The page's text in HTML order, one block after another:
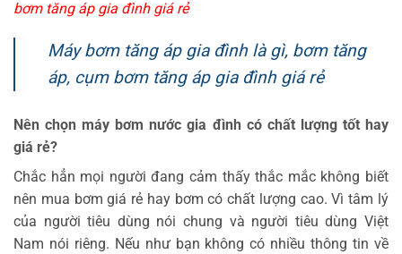
bơm tăng áp gia đình giá rẻ
Máy bơm tăng áp gia đình là gì, bơm tăng
áp, cụm bơm tăng áp gia đình giá rẻ
Nên chọn máy bơm nước gia đình có chất lượng tốt hay
giá rẻ?
Chắc hẳn mọi người đang cảm thấy thắc mắc không biết
nên mua bơm giá rẻ hay bơm có chất lượng cao. Vì tâm lý
của người tiêu dùng nói chung và người tiêu dùng Việt
Nam nói riêng. Nếu như bạn không có nhiều thông tin về